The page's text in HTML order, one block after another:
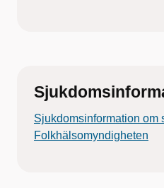
Sjukdomsinformation
Folkhälsomyndigheten